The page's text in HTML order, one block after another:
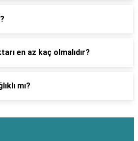
en az kaç olmalıdır?
mı?